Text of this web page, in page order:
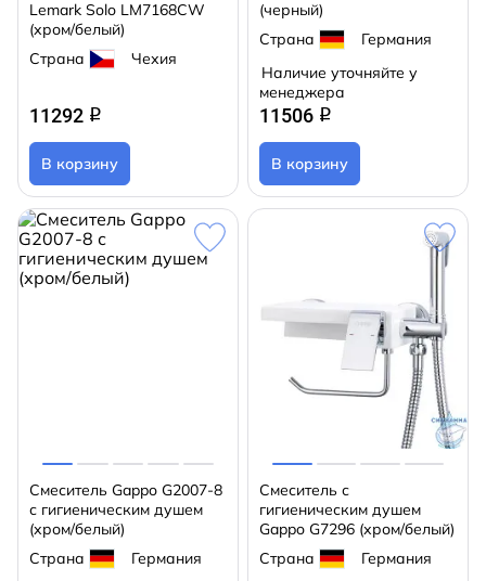
Lemark Solo LM7168CW
(хром/белый)
Страна
Чехия
11292 q
В корзину
(черный)
Страна
Германия
Наличие уточняйте у
менеджера
11506 q
В корзину
Смеситель Gappo G2007-8
с гигиеническим душем
(хром/белый)
Страна
Германия
Смеситель с
гигиеническим душем
Gappo G7296 (хром/белый)
Страна
Германия